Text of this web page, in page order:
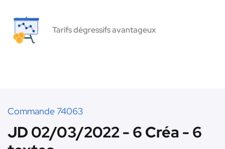
Tarifs dégressifs avantageux
Commande 74063
JD 02/03/2022 - 6 Créa - 6